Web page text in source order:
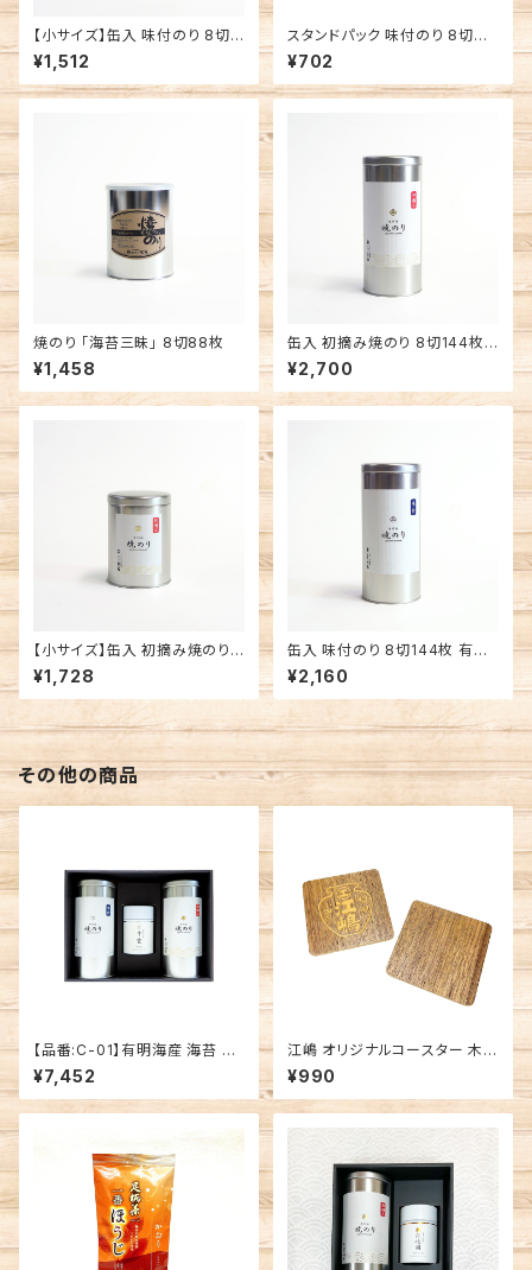
【小サイズ】缶入 味付のり 8切6
4枚 有明海産 焼海苔
¥1,512
スタンドパック 味付のり 8切サ
イズ
¥702
焼のり 「海苔三昧」 8切88枚
¥1,458
缶入 初摘み焼のり 8切144枚
有明海産 焼海苔
¥2,700
【小サイズ】缶入 初摘み焼のり
8切64枚 有明海産 焼海苔
¥1,728
缶入 味付のり 8切144枚 有明
海産 味付海苔
¥2,160
その他の商品
【品番:C-01】有明海産 海苔 2
缶・深蒸し煎茶「早雲」 1缶セット
¥7,452
江嶋 オリジナルコースター 木工
品
¥990